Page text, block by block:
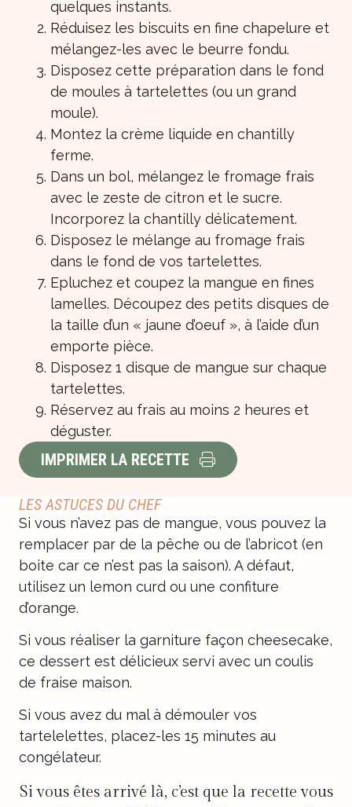
quelques instants.
Réduisez les biscuits en fine chapelure et
mélangez-les avec le beurre fondu.
Disposez cette préparation dans le fond
de moules à tartelettes (ou un grand
moule).
Montez la crème liquide en chantilly
ferme.
Dans un bol, mélangez le fromage frais
avec le zeste de citron et le sucre.
Incorporez la chantilly délicatement.
Disposez le mélange au fromage frais
dans le fond de vos tartelettes.
Epluchez et coupez la mangue en fines
lamelles. Découpez des petits disques de
la taille d’un « jaune d’oeuf », à l’aide d’un
emporte pièce.
Disposez 1 disque de mangue sur chaque
tartelettes.
Réservez au frais au moins 2 heures et
déguster.
IMPRIMER LA RECETTE
LES ASTUCES DU CHEF
Si vous n’avez pas de mangue, vous pouvez la
remplacer par de la pêche ou de l’abricot (en
boite car ce n’est pas la saison). A défaut,
utilisez un lemon curd ou une confiture
d’orange.
Si vous réaliser la garniture façon cheesecake,
ce dessert est délicieux servi avec un coulis
de fraise maison.
Si vous avez du mal à démouler vos
tartelelettes, placez-les 15 minutes au
congélateur.
Si vous êtes arrivé là, c’est que la recette vous